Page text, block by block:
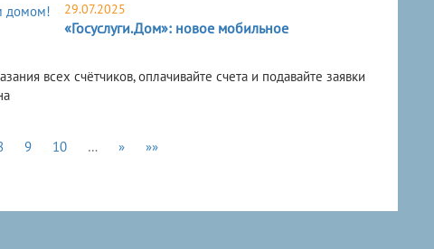
29.07.2025
«Госуслуги.Дом»: новое мобильное
всех счётчиков, оплачивайте счета и подавайте заявки
9 10 … » »»